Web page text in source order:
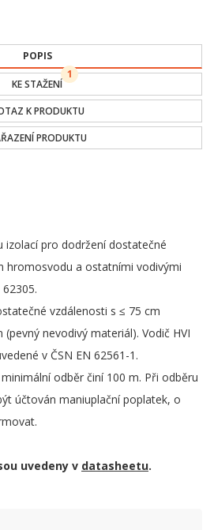
POPIS
KE STAŽENÍ
1
K PRODUKTU
PRODUKTU
izolací pro dodržení dostatečné
hromosvodu a ostatními vodivými
vzdálenosti s ≤ 75 cm
nevodivý materiál). Vodič HVI
v ČSN EN 62561-1.
odběr činí 100 m. Při odběru
účtován maniuplační poplatek, o
uvedeny v datasheetu.